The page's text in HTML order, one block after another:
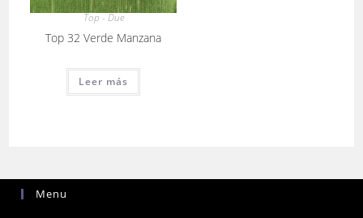
Top - Due
Top 32 Verde Manzana
Leer más
Menu